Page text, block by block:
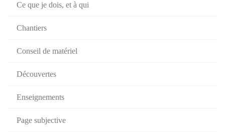
Ce que je dois, et à qui
Chantiers
Conseil de matériel
Découvertes
Enseignements
Page subjective